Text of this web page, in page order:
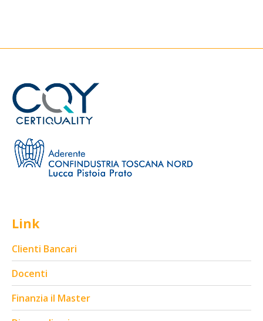
Link
Clienti Bancari
Docenti
Finanzia il Master